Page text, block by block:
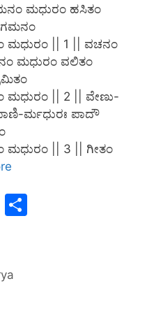
ಮಧುರಂ ಹಸಿತಂ
ಮಧುರಂ || 1 || ವಚನಂ
ಮಧುರಂ ವಲಿತಂ
ಮಧುರಂ || 2 || ವೇಣು-
ರ್ಮಧುರಃ ಪಾದೌ
ಮಧುರಂ || 3 || ಗೀತಂ
W
s